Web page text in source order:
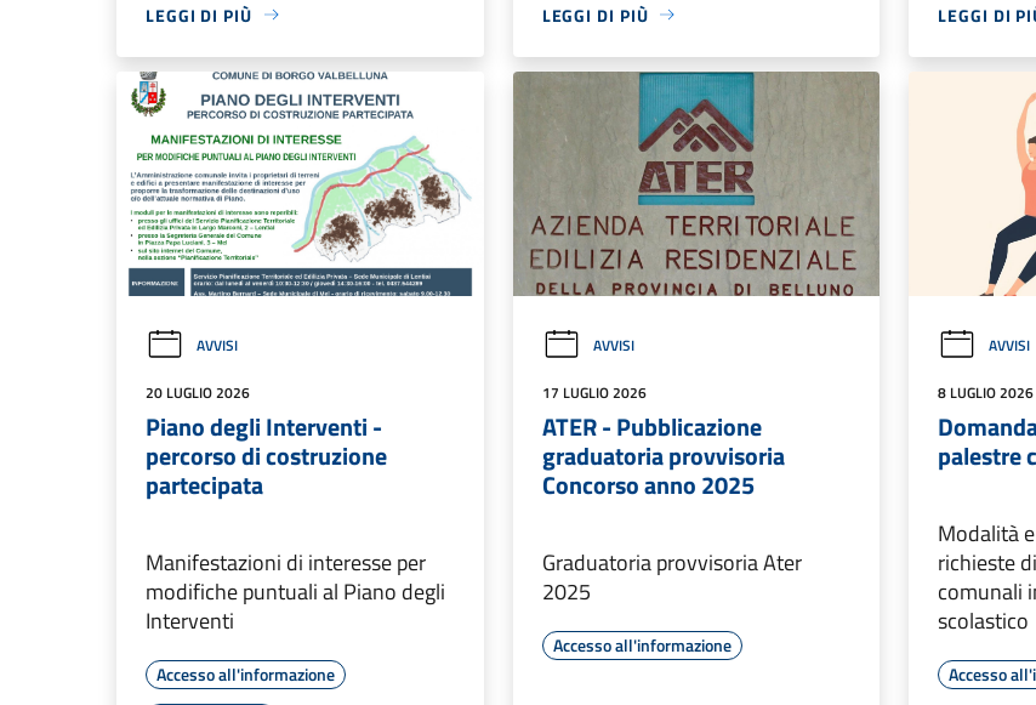
LEGGI DI PIÙ LEGGI DI PIÙ LEGGI DI
AVVISI
20 LUGLIO 2026
Piano degli Interventi -
percorso di costruzione
partecipata
Manifestazioni di interesse per
modifiche puntuali al Piano degli
Interventi
Accesso all'informazione
AVVISI
17 LUGLIO 2026
ATER - Pubblicazione
graduatoria provvisoria
Concorso anno 2025
Graduatoria provvisoria Ater
2025
Accesso all'informazione
AVVISI
8 LUGLIO 2026
palestre
Modalità
richieste
comunali
scolastico
Accesso